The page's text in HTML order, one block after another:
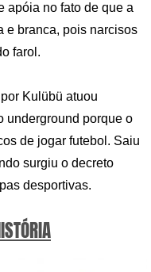
apóia no fato de que a
e branca, pois narcisos
farol.
Kulübü atuou
underground porque o
de jogar futebol. Saiu
surgiu o decreto
desportivas.